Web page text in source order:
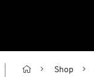
 Shop